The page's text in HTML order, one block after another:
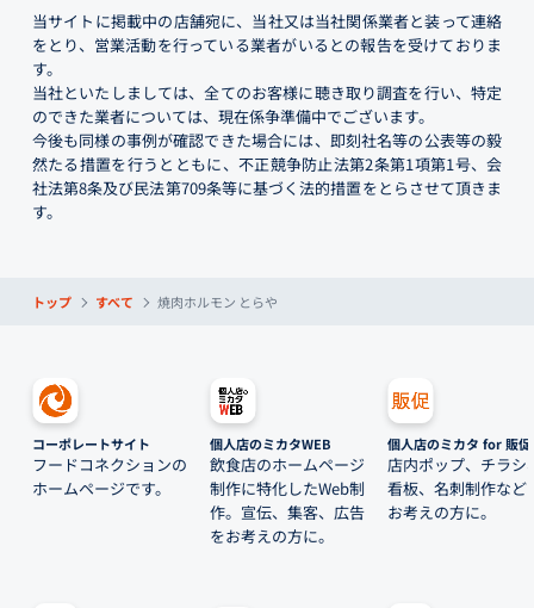
当サイトに掲載中の店舗宛に、当社又は当社関係業者と装って連絡
をとり、営業活動を行っている業者がいるとの報告を受けておりま
す。
当社といたしましては、全てのお客様に聴き取り調査を行い、特定
のできた業者については、現在係争準備中でございます。
今後も同様の事例が確認できた場合には、即刻社名等の公表等の毅
然たる措置を行うとともに、不正競争防止法第2条第1項第1号、会
社法第8条及び民法第709条等に基づく法的措置をとらさせて頂きま
す。
トップ すべて 焼肉ホルモン とらや
コーポレートサイト
フードコネクションの
ホームページです。
個人店のミカタWEB
飲食店のホームページ
制作に特化したWeb制
作。宣伝、集客、広告
をお考えの方に。
個人店のミカタ for 販促
店内ポップ、チラシ
看板、名刺制作など
お考えの方に。